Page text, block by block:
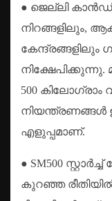
● ജെല്ലി
നിറങ്ങളിലും,
കേന്ദ്രങ്ങളിലും
500 കിലോഗ്രാം
നിയന്ത്രണങ്ങൾ
എളുപ്പമാണ്.
● SM500
കുറഞ്ഞ രീതിയിൽ